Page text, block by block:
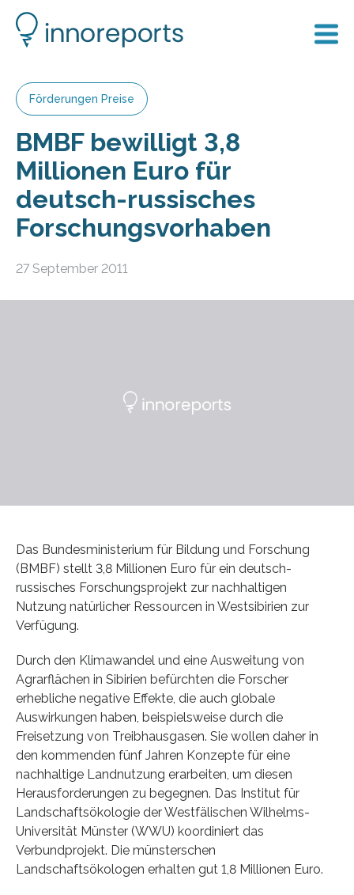
Förderungen Preise
BMBF bewilligt 3,8
Millionen Euro für
deutsch-russisches
Forschungsvorhaben
27 September 2011
Das Bundesministerium für Bildung und Forschung
(BMBF) stellt 3,8 Millionen Euro für ein deutsch-
russisches Forschungsprojekt zur nachhaltigen
Nutzung natürlicher Ressourcen in Westsibirien zur
Verfügung.
Durch den Klimawandel und eine Ausweitung von
Agrarflächen in Sibirien befürchten die Forscher
erhebliche negative Effekte, die auch globale
Auswirkungen haben, beispielsweise durch die
Freisetzung von Treibhausgasen. Sie wollen daher in
den kommenden fünf Jahren Konzepte für eine
nachhaltige Landnutzung erarbeiten, um diesen
Herausforderungen zu begegnen. Das Institut für
Landschaftsökologie der Westfälischen Wilhelms-
Universität Münster (WWU) koordiniert das
Verbundprojekt. Die münsterschen
Landschaftsökologen erhalten gut 1,8 Millionen Euro.